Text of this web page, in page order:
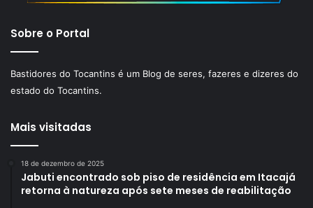
Sobre o Portal
Bastidores do Tocantins é um Blog de seres, fazeres e dizeres do
estado do Tocantins.
Mais visitadas
18 de dezembro de 2025
Jabuti encontrado sob piso de residência em Itacajá
retorna à natureza após sete meses de reabilitação